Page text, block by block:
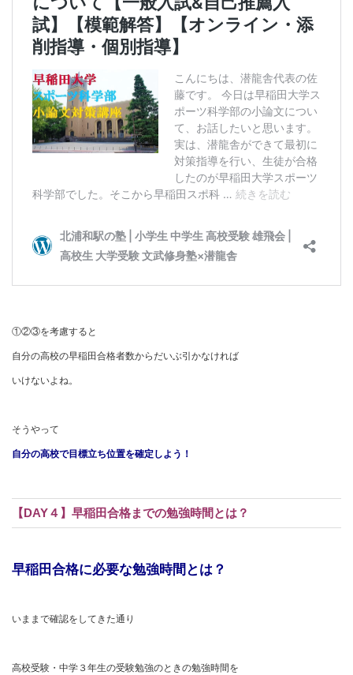
①②③を考慮すると
自分の高校の早稲田合格者数からだいぶ引かなければ
いけないよね。
そうやって
自分の高校で目標立ち位置を確定しよう！
【DAY４】早稲田合格までの勉強時間とは？
早稲田合格に必要な勉強時間とは？
いままで確認をしてきた通り
高校受験・中学３年生の受験勉強のときの勉強時間を